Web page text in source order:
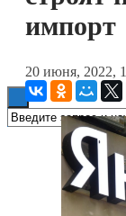
импорт
20 июня, 2022,